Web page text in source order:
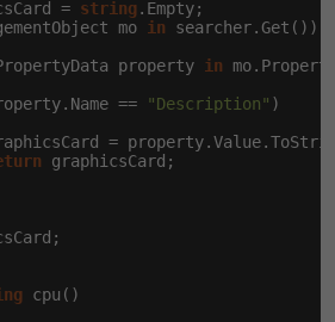
= string.Empty;
mo in searcher.Get())
property in
== "Description" )
=
graphicsCard;
cpu()